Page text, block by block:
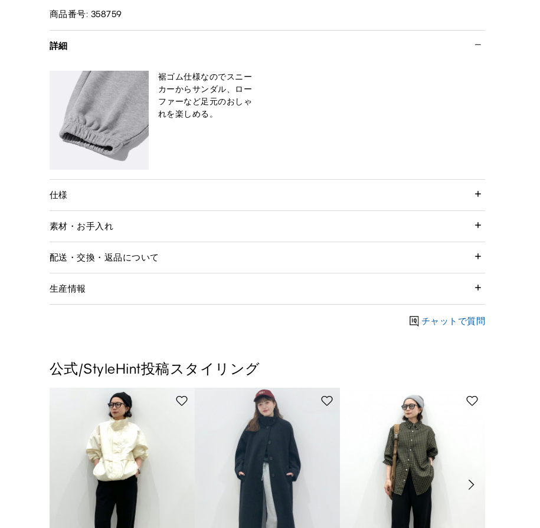
商品番号: 358759
詳細
裾ゴム仕様なのでスニー
カーからサンダル、ロー
ファーなど足元のおしゃ
れを楽しめる。
仕様
素材・お手入れ
配送・交換・返品について
生産情報
チャットで質問
公式/StyleHint投稿スタイリング